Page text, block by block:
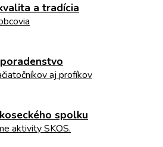
á
d
i
e
v
k
a tradícia
aj profíkov
spolku
aktivity SKOS.